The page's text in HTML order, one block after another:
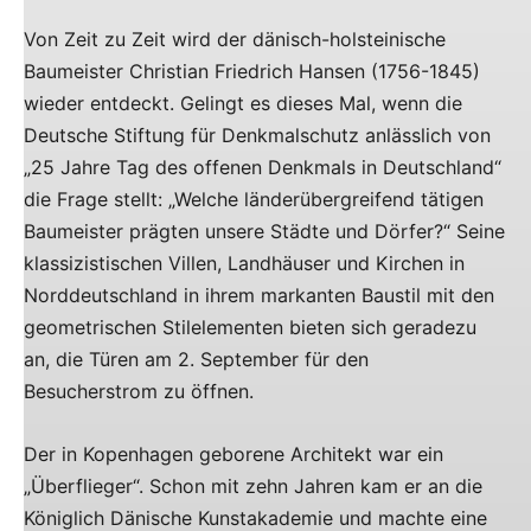
Von Zeit zu Zeit wird der dänisch-holsteinische
Baumeister Christian Friedrich Hansen (1756-1845)
wieder entdeckt. Gelingt es dieses Mal, wenn die
Deutsche Stiftung für Denkmalschutz anlässlich von
„25 Jahre Tag des offenen Denkmals in Deutschland“
die Frage stellt: „Welche länderübergreifend tätigen
Baumeister prägten unsere Städte und Dörfer?“ Seine
klassizistischen Villen, Landhäuser und Kirchen in
Norddeutschland in ihrem markanten Baustil mit den
geometrischen Stilelementen bieten sich geradezu
an, die Türen am 2. September für den
Besucherstrom zu öffnen.
Der in Kopenhagen geborene Architekt war ein
„Überflieger“. Schon mit zehn Jahren kam er an die
Königlich Dänische Kunstakademie und machte eine